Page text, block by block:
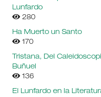
Lunfardo
280
Ha Muerto un Santo
170
Tristana, Del
Buñuel
136
El Lunfardo en la